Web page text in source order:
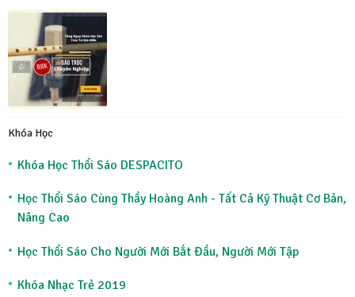
Khóa Học
Khóa Học Thổi Sáo DESPACITO
Học Thổi Sáo Cùng Thầy Hoàng Anh - Tất Cả Kỹ Thuật Cơ Bản,
Nâng Cao
Học Thổi Sáo Cho Người Mới Bắt Đầu, Người Mới Tập
Khóa Nhạc Trẻ 2019